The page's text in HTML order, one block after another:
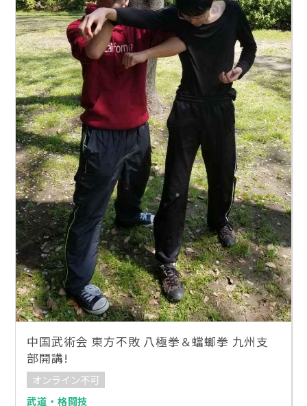
中国武術会 東方不敗 八極拳＆蟷螂拳 九州支
部開講!
オンライン不可
武道・格闘技